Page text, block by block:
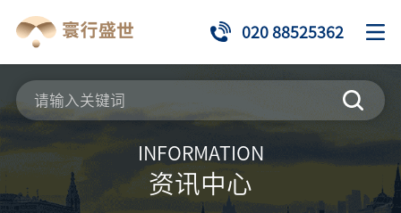
020 88525362
INFORMATION
资讯中心